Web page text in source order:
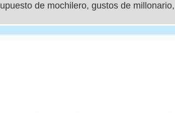
de mochilero, gustos de